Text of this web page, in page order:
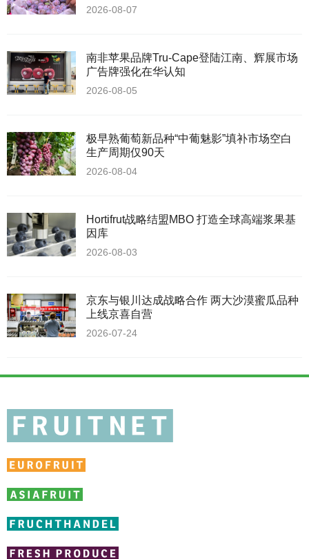
2026-08-07
南非苹果品牌Tru-Cape登陆江南、辉展市场
广告牌强化在华认知
2026-08-05
极早熟葡萄新品种“中葡魅影”填补市场空白
生产周期仅90天
2026-08-04
Hortifrut战略结盟MBO 打造全球高端浆果基
因库
2026-08-03
京东与银川达成战略合作 两大沙漠蜜瓜品种
上线京喜自营
2026-07-24